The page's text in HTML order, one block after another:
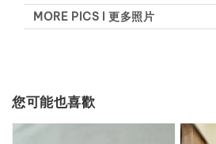
MORE PICS l 更多照片
您可能也喜歡